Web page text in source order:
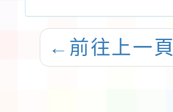
← 前往上一頁